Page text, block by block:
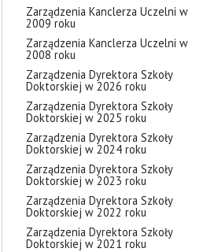
Zarządzenia Kanclerza Uczelni w
2009 roku
Zarządzenia Kanclerza Uczelni w
2008 roku
Zarządzenia Dyrektora Szkoły
Doktorskiej w 2026 roku
Zarządzenia Dyrektora Szkoły
Doktorskiej w 2025 roku
Zarządzenia Dyrektora Szkoły
Doktorskiej w 2024 roku
Zarządzenia Dyrektora Szkoły
Doktorskiej w 2023 roku
Zarządzenia Dyrektora Szkoły
Doktorskiej w 2022 roku
Zarządzenia Dyrektora Szkoły
Doktorskiej w 2021 roku